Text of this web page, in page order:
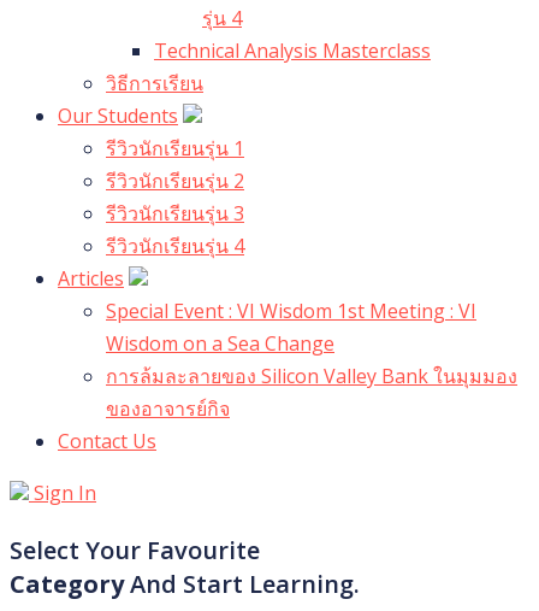
รุ่น 4
Technical Analysis Masterclass
วิธีการเรียน
Our Students
รีวิวนักเรียนรุ่น 1
รีวิวนักเรียนรุ่น 2
รีวิวนักเรียนรุ่น 3
รีวิวนักเรียนรุ่น 4
Articles
Special Event : VI Wisdom 1st Meeting : VI
Wisdom on a Sea Change
การล้มละลายของ Silicon Valley Bank ในมุมมอง
ของอาจารย์กิจ
Contact Us
Sign In
Select Your Favourite
CategoryAnd Start Learning.